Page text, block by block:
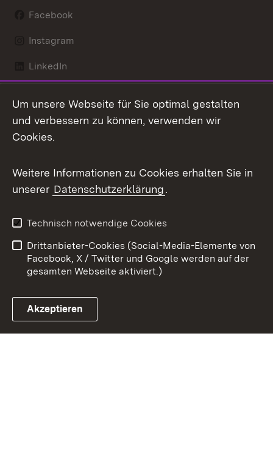
Facebook
Instagram
LinkedIn
X / Twitter
Youtube
Link zum Landesportal
Kontakt
Datenschutz
Barrierefreiheit
Impressum
Cookies
Um unsere Webseite für Sie optimal gestalten
und verbessern zu können, verwenden wir
Cookies.
Weitere Informationen zu Cookies erhalten Sie in
unserer Datenschutzerklärung.
Technisch notwendige Cookies
Drittanbieter-Cookies (Social-Media-Elemente von
Facebook, X / Twitter und Google werden auf der
gesamten Webseite aktiviert.)
Akzeptieren